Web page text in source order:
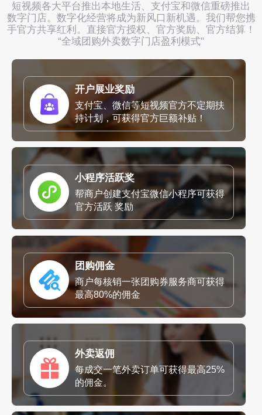
短视频各大平台推出本地生活、支付宝和微信重磅推出
数字门店。数字化经营将成为新风口新机遇。我们帮您携
手官方共享红利。直接官方授权、官方奖励、官方结算！
“全域团购外卖数字门店盈利模式"
开户展业奖励
支付宝、微信等短视频官方不定期扶
持计划，可获得官方巨额补贴！
小程序活跃奖
帮商户创建支付宝微信小程序可获得
官方活跃 奖励
团购佣金
商户每核销一张团购券服务商可获得
最高80%的佣金
外卖返佣
每成交一笔外卖订单可获得最高25%
的佣金。